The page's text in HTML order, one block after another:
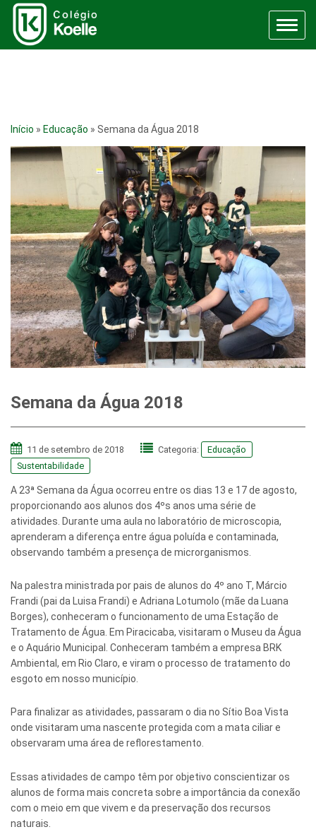
Menu
Início » Educação » Semana da Água 2018
Semana da Água 2018
11 de setembro de 2018 Categoria:
Educação
Sustentabilidade
A 23ª Semana da Água ocorreu entre os dias 13 e 17 de agosto,
proporcionando aos alunos dos 4ºs anos uma série de
atividades. Durante uma aula no laboratório de microscopia,
aprenderam a diferença entre água poluída e contaminada,
observando também a presença de microrganismos.
Na palestra ministrada por pais de alunos do 4º ano T, Márcio
Frandi (pai da Luisa Frandi) e Adriana Lotumolo (mãe da Luana
Borges), conheceram o funcionamento de uma Estação de
Tratamento de Água. Em Piracicaba, visitaram o Museu da Água
e o Aquário Municipal. Conheceram também a empresa BRK
Ambiental, em Rio Claro, e viram o processo de tratamento do
esgoto em nosso município.
Para finalizar as atividades, passaram o dia no Sítio Boa Vista
onde visitaram uma nascente protegida com a mata ciliar e
observaram uma área de reflorestamento.
Essas atividades de campo têm por objetivo conscientizar os
alunos de forma mais concreta sobre a importância da conexão
com o meio em que vivem e da preservação dos recursos
naturais.